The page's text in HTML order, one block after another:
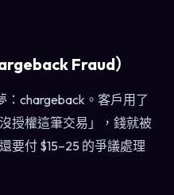
Fraud）
：chargeback。客戶用了
授權這筆交易」，錢就被
要付 $15–25 的爭議處理